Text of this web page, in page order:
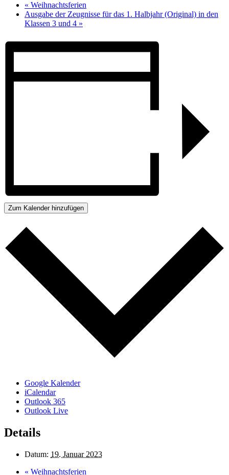
« Weihnachtsferien
Ausgabe der Zeugnisse für das 1. Halbjahr (Original) in den
Klassen 3 und 4 »
Zum Kalender hinzufügen
Google Kalender
iCalendar
Outlook 365
Outlook Live
Details
Datum: 19. Januar 2023
« Weihnachtsferien